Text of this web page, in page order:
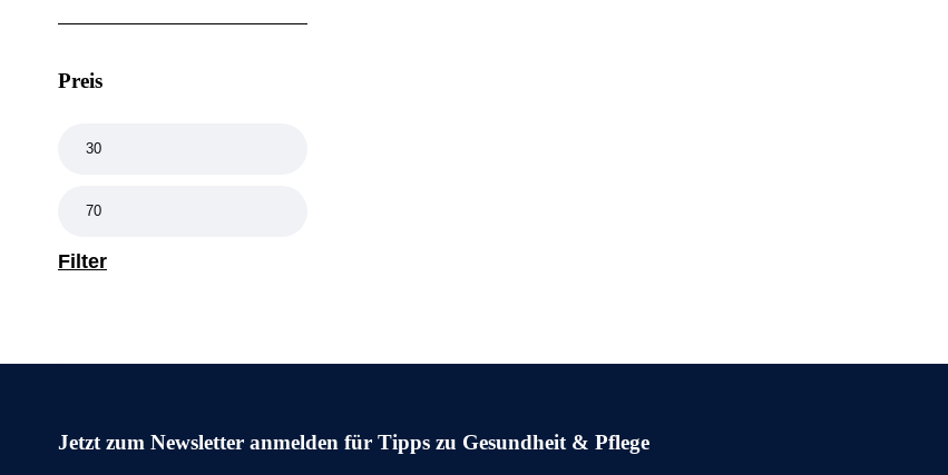
Preis
Filter
Jetzt zum Newsletter anmelden für Tipps zu Gesundheit & Pflege